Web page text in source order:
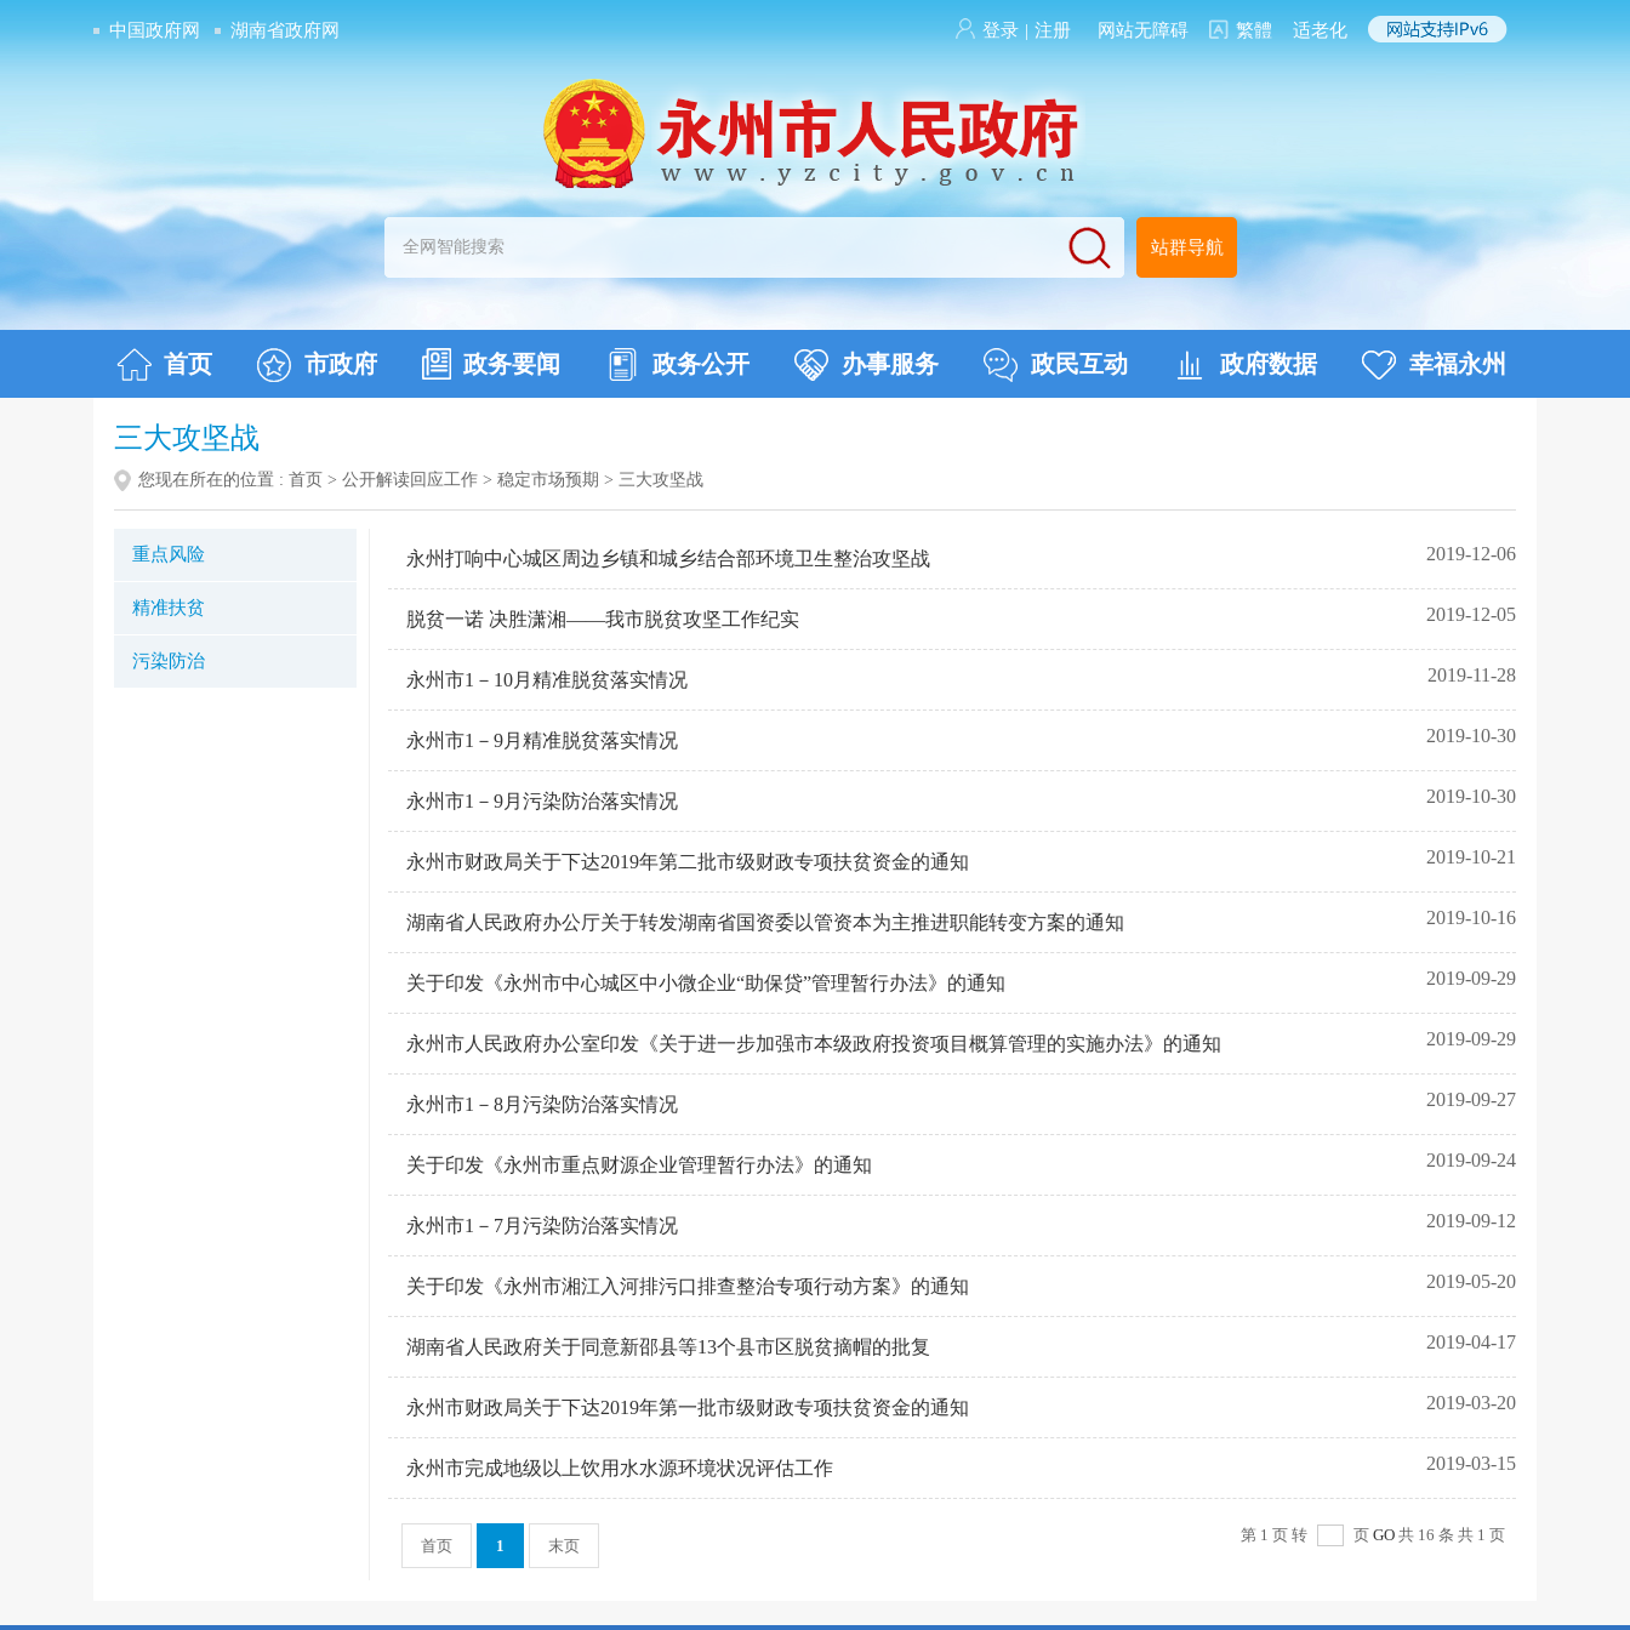
中国政府网 湖南省政府网 登录 | 注册 网站无障碍 繁體 适老化
站群导航
首页 市政府 政务要闻 政务公开 办事服务 政民互动 政府数据 幸福永州
三大攻坚战
您现在所在的位置 : 首页 > 公开解读回应工作 > 稳定市场预期 > 三大攻坚战
重点风险
精准扶贫
污染防治
永州打响中心城区周边乡镇和城乡结合部环境卫生整治攻坚战 2019-12-06
脱贫一诺 决胜潇湘——我市脱贫攻坚工作纪实 2019-12-05
永州市1－10月精准脱贫落实情况 2019-11-28
永州市1－9月精准脱贫落实情况 2019-10-30
永州市1－9月污染防治落实情况 2019-10-30
永州市财政局关于下达2019年第二批市级财政专项扶贫资金的通知 2019-10-21
湖南省人民政府办公厅关于转发湖南省国资委以管资本为主推进职能转变方案的通知 2019-10-16
关于印发《永州市中心城区中小微企业“助保贷”管理暂行办法》的通知 2019-09-29
永州市人民政府办公室印发《关于进一步加强市本级政府投资项目概算管理的实施办法》的通知 2019-09-29
永州市1－8月污染防治落实情况 2019-09-27
关于印发《永州市重点财源企业管理暂行办法》的通知 2019-09-24
永州市1－7月污染防治落实情况 2019-09-12
关于印发《永州市湘江入河排污口排查整治专项行动方案》的通知 2019-05-20
湖南省人民政府关于同意新邵县等13个县市区脱贫摘帽的批复 2019-04-17
永州市财政局关于下达2019年第一批市级财政专项扶贫资金的通知 2019-03-20
永州市完成地级以上饮用水水源环境状况评估工作 2019-03-15
首页 1 末页
第 1 页 转 页 GO共 16 条 共 1 页